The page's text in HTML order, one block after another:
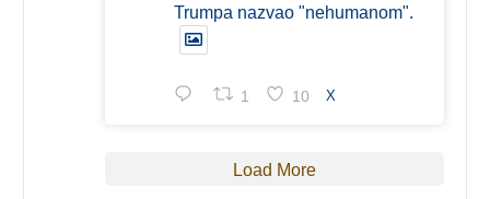
Trumpa nazvao "nehumanom".
1 10 X
Load More